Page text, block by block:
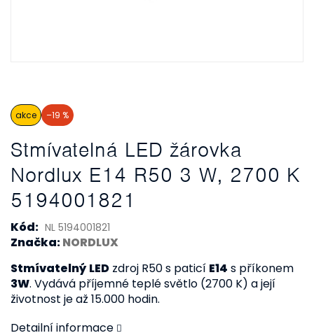
Stmívatelná LED žárovka
Nordlux E14 R50 3 W, 2700 K
5194001821
Kód: NL 5194001821
akce –19 %
Značka:NORDLUX
Stmívatelný LED zdroj R50 s paticí E14 s příkonem
3W. Vydává příjemné teplé světlo (2700 K) a její
životnost je až 15.000 hodin.
Detailní informace